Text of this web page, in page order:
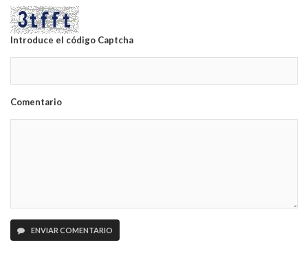
Introduce el código Captcha
Comentario
ENVIAR COMENTARIO